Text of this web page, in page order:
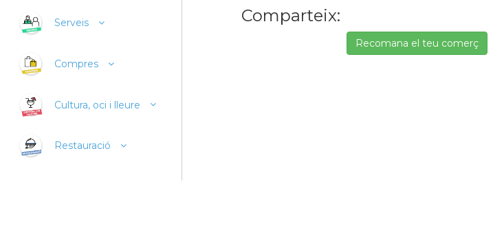
Serveis
Compres
Cultura, oci i lleure
Restauració
Comparteix:
Recomana el teu comerç